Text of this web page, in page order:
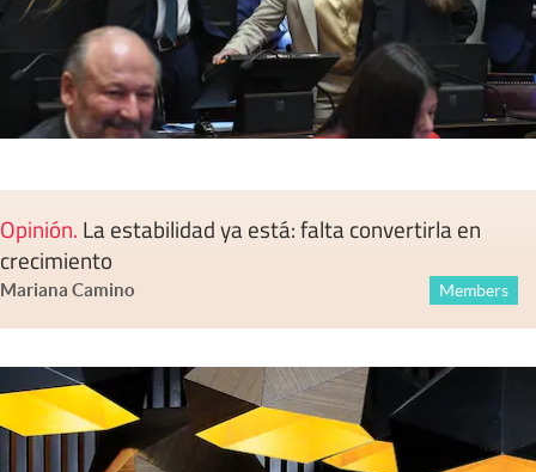
Opinión. La estabilidad ya está: falta convertirla en
crecimiento
Mariana Camino Members